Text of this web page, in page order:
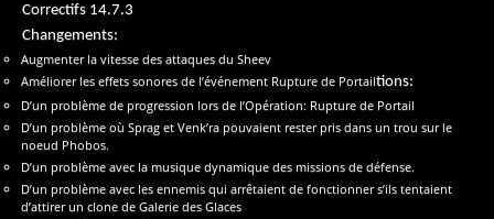
Correctifs 14.7.3
Changements:
Augmenter la vitesse des attaques du Sheev
Améliorer les effets sonores de l’événement Rupture de Portailtions:
D’un problème de progression lors de l’Opération: Rupture de Portail
D’un problème où Sprag et Venk’ra pouvaient rester pris dans un trou sur le
noeud Phobos.
D’un problème avec la musique dynamique des missions de défense.
D’un problème avec les ennemis qui arrêtaient de fonctionner s’ils tentaient
d’attirer un clone de Galerie des Glaces